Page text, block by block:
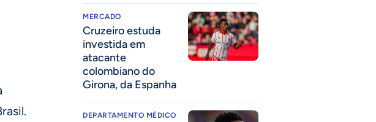
MERCADO
Cruzeiro estuda
investida em
atacante
colombiano do
Girona, da Espanha
DEPARTAMENTO MÉDICO